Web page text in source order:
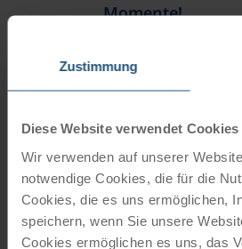
Zustimmung
Diese Website verwendet Cookies
Wir verwenden auf unserer
notwendige Cookies, die für die
Cookies, die es uns ermöglichen,
speichern, wenn Sie unsere
Cookies ermöglichen es uns, das
Momente!
immer das passende
JETZT BESTELLEN
Newsletter
TOP-Angebote,